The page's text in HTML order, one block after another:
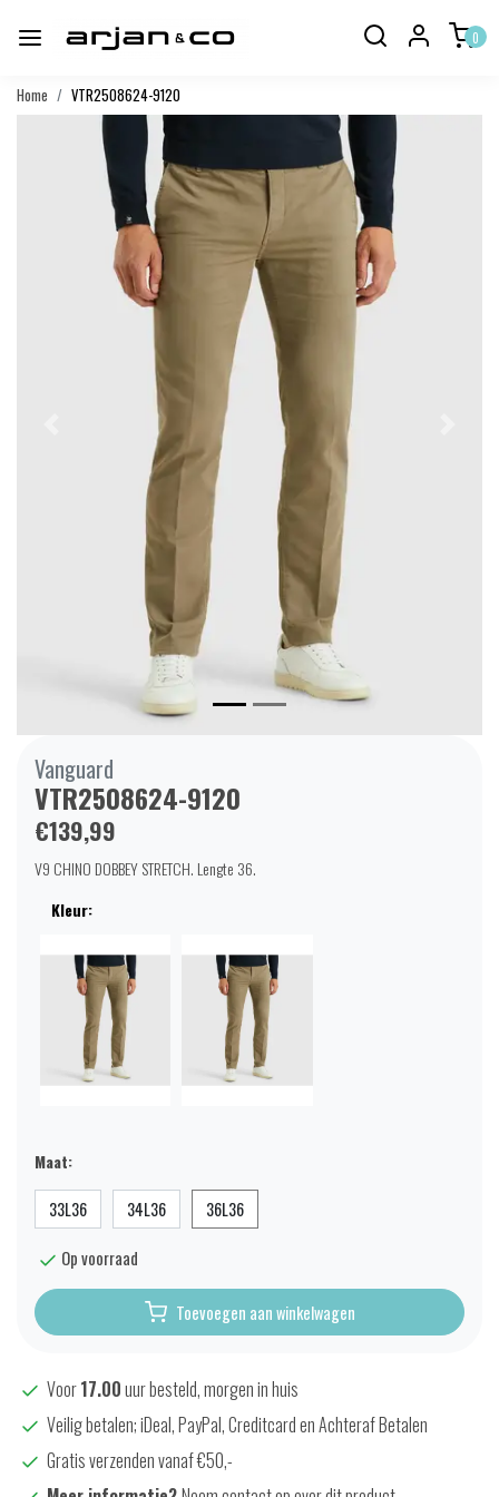
0
Home VTR2508624-9120
Vanguard
VTR2508624-9120
€139,99
V9 CHINO DOBBEY STRETCH. Lengte 36.
Kleur:
Maat:
33L36 34L36 36L36
Op voorraad
Toevoegen aan winkelwagen
Voor17.00uur besteld, morgen in huis
Veilig betalen; iDeal, PayPal, Creditcard en Achteraf Betalen
Gratis verzenden vanaf €50,-